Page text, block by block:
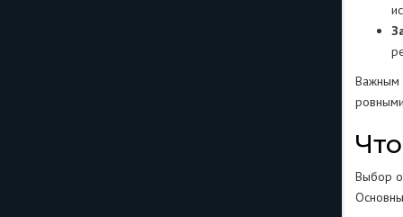
Важным
Выбор